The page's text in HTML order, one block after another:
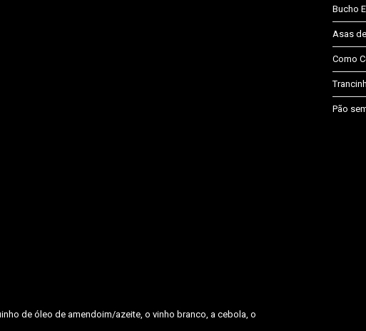
de óleo de amendoim/azeite, o vinho branco, a cebola, o
Bucho
Asas
Como
Pão